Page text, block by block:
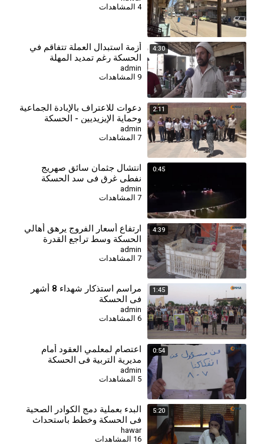
4 المشاهدات
4:30
⁣أزمة استبدال العملة تتفاقم في
الحسكة رغم تمديد المهلة
admin
9 المشاهدات
2:11
دعوات للاعتراف بالإبادة الجماعية
وحماية الإيزيديين - الحسكة
admin
7 المشاهدات
0:45
انتشال جثمان سائق صهريج
نفطي غرق في سد الحسكة
الجنوبي
admin
7 المشاهدات
4:39
⁣ارتفاع أسعار الفروج يرهق أهالي
الحسكة وسط تراجع القدرة
الشرائية
admin
7 المشاهدات
1:45
⁣مراسم استذكار شهداء 8 أشهر
في الحسكة
admin
6 المشاهدات
0:54
اعتصام لمعلمي العقود أمام
مديرية التربية في الحسكة
للمطالبة بالتثبيت وصرف
مستحقاتهم
admin
5 المشاهدات
5:20
البدء بعملية دمج الكوادر الصحية
في الحسكة وخطط باستحداث
مراكز جديدة
hawar
16 المشاهدات